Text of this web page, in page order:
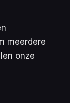
meerdere
onze